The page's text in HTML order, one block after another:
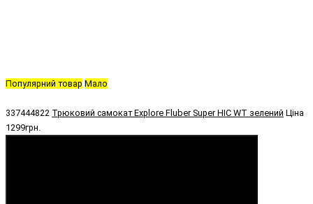
Популярний товар Мало
337444822 Трюковий самокат Explore Fluber Super HIC WT зелений Ціна
1299грн.